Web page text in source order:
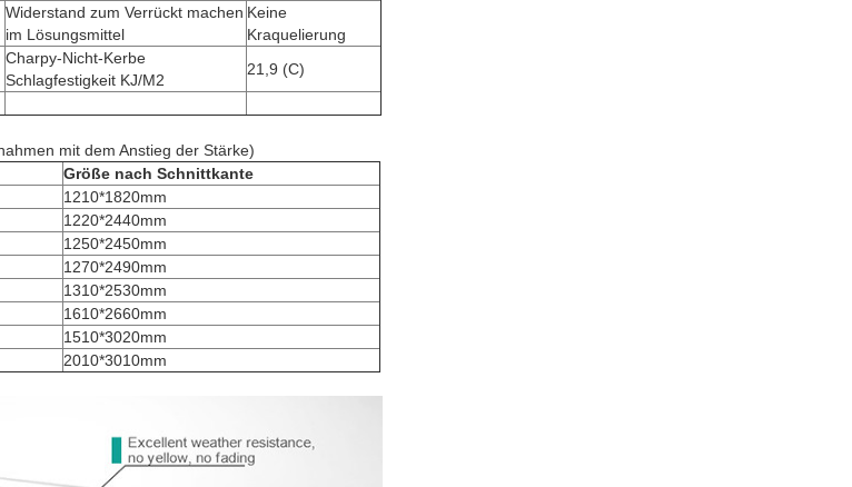
Widerstand zum Verrückt machen
im Lösungsmittel
Keine
Kraquelierung
Charpy-Nicht-Kerbe
Schlagfestigkeit KJ/M2
21,9 (C)
mit dem Anstieg der Stärke)
Größe nach Schnittkante
1210*1820mm
1220*2440mm
1250*2450mm
1270*2490mm
1310*2530mm
1610*2660mm
1510*3020mm
2010*3010mm